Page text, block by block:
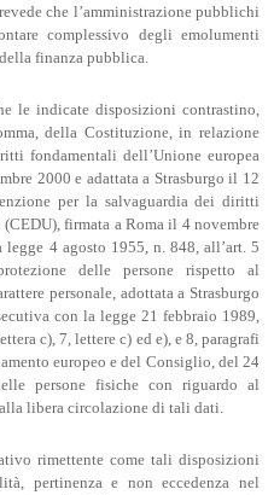
che l’amministrazione pubblichi
complessivo degli emolumenti
finanza pubblica.
le indicate disposizioni contrastino,
della Costituzione, in relazione
fondamentali dell’Unione europea
2000 e adattata a Strasburgo il 12
per la salvaguardia dei diritti
firmata a Roma il 4 novembre
4 agosto 1955, n. 848, all’art. 5
delle persone rispetto al
personale, adottata a Strasburgo
con la legge 21 febbraio 1989,
c), 7, lettere c) ed e), e 8, paragrafi
europeo e del Consiglio, del 24
persone fisiche con riguardo al
libera circolazione di tali dati.
rimettente come tali disposizioni
pertinenza e non eccedenza nel